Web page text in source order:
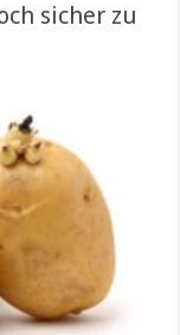
sicher zu